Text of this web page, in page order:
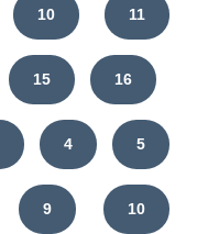
10 11
15 16
4 5
9 10